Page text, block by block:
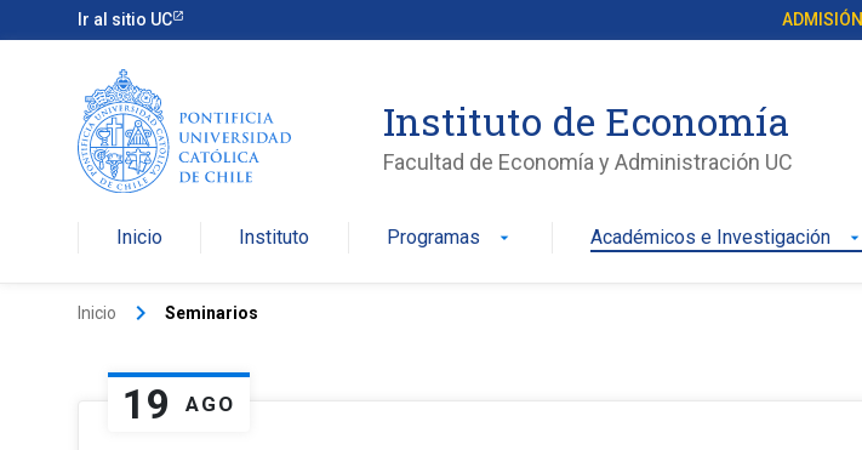
Ir al sitio UC ADMISIÓN
Instituto de Economía
Facultad de Economía y Administración UC
Inicio Instituto Programas arrow_drop_down Académicos e Investigación arrow_drop_down
Inicio keyboard_arrow_right Seminarios
19 AGO